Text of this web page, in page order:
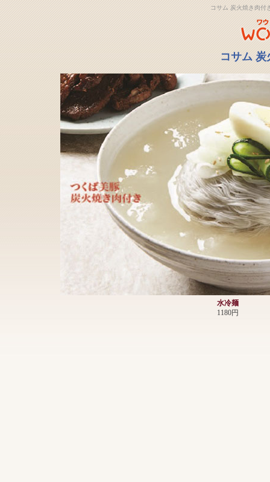
コサム 炭火焼き肉付
コサム
水冷麺
1180円